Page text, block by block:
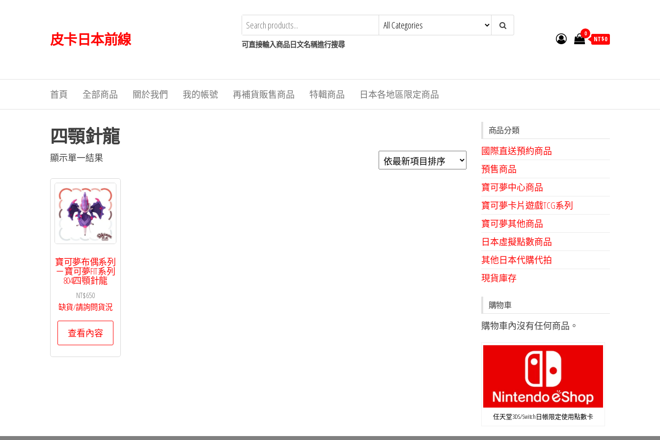
皮卡日本前線 可直接輸入商品日文名稱進行搜尋
0
NT$0
首頁 全部商品 關於我們 我的帳號 再補貨販售商品 特輯商品 日本各地區限定商品
四顎針龍
顯示單一結果
寶可夢布偶系列
－寶可夢FIT系列
804四顎針龍
NT$650
缺貨/請詢問貨況
查看內容
商品分類
國際直送預約商品
預售商品
寶可夢中心商品
寶可夢卡片遊戲TCG系列
寶可夢其他商品
日本虛擬點數商品
其他日本代購代拍
現貨庫存
購物車
購物車內沒有任何商品。
任天堂3DS/Switch日帳限定使用點數卡